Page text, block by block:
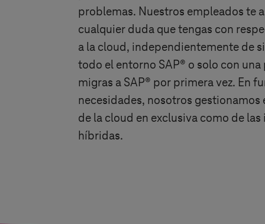
problemas. Nuestros empleados te
cualquier duda que tengas con
a la cloud, independientemente de
todo el entorno SAP® o solo con
migras a SAP® por primera vez. En
necesidades, nosotros
de la cloud en exclusiva como de
híbridas.